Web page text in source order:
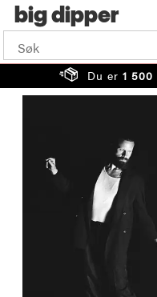
big
Du er 1 500